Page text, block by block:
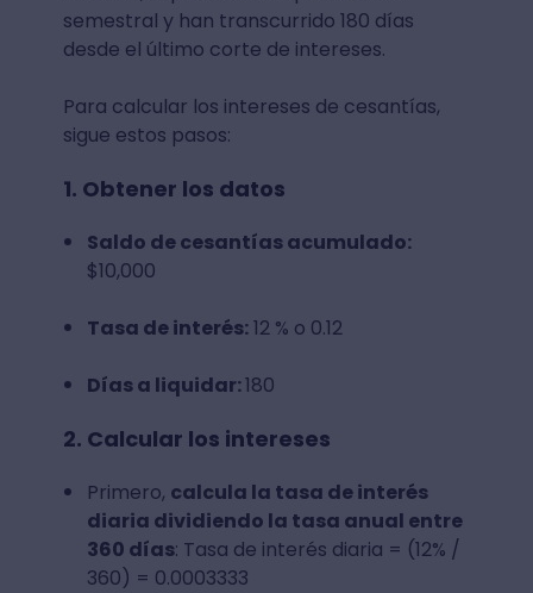
semestral y han transcurrido 180 días
desde el último corte de intereses.
Para calcular los intereses de cesantías,
sigue estos pasos:
1. Obtener los datos
Saldo de cesantías acumulado:
$10,000
Tasa de interés:12 % o 0.12
Días a liquidar:180
2. Calcular los intereses
Primero, calcula la tasa de interés
diaria dividiendo la tasa anual entre
360 días: Tasa de interés diaria = (12% /
360) = 0.0003333